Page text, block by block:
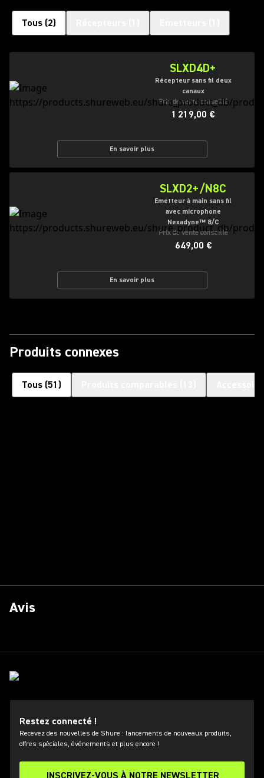
Tous (2)
SLXD4D+
Récepteur sans fil deux
canaux
Prix de vente conseillé
1 219,00 €
En savoir plus
SLXD2+/N8C
Emetteur à main sans fil
avec microphone
Nexadyne™ 8/C
Prix de vente conseillé
649,00 €
En savoir plus
Produits connexes
Tous (51 )
Avis
Restez connecté !
Recevez des nouvelles de Shure : lancements de nouveaux produits,
offres spéciales, événements et plus encore !
INSCRIVEZ-VOUS À NOTRE NEWSLETTER